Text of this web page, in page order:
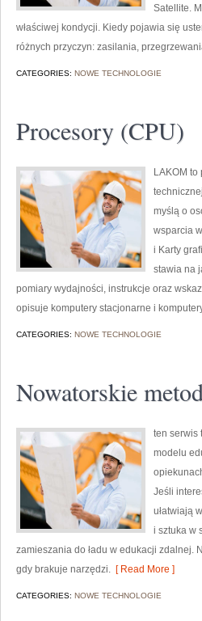
Satellite.
właściwej kondycji. Kiedy pojawia się
różnych przyczyn: zasilania,
CATEGORIES: NOWE TECHNOLOGIE
Procesory (CPU)
LAKOM
myślą o
wsparcia
i Karty
stawia na
pomiary wydajności, instrukcje oraz
opisuje komputery stacjonarne i
CATEGORIES: NOWE TECHNOLOGIE
Nowatorskie
ten serwis
modelu
Jeśli
ułatwiają
i sztuka w
zamieszania do ładu w edukacji zdalnej.
gdy brakuje narzędzi. [ Read More ]
CATEGORIES: NOWE TECHNOLOGIE